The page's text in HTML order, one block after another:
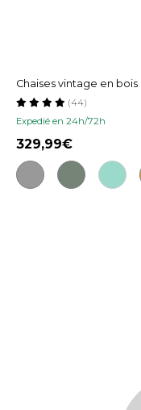
Chaises vintage en
Expedié en 24h/72h
(44)
329,99